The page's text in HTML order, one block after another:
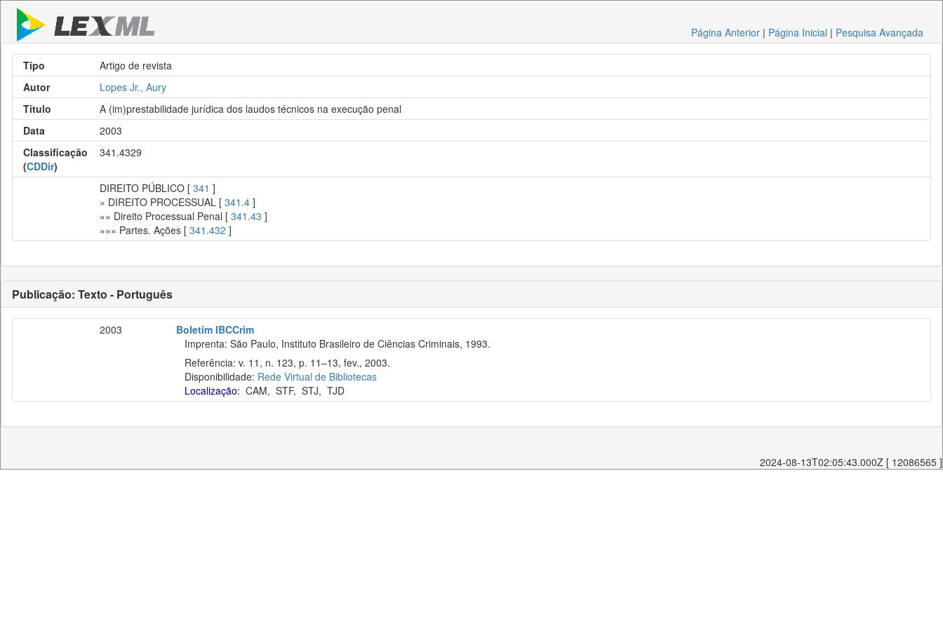
Página Anterior | Página Inicial | Pesquisa Avançada
Tipo
Artigo de revista
Autor
Lopes Jr., Aury
Título
A (im)prestabilidade jurídica dos laudos técnicos na execução penal
Data
2003
Classificação
(CDDir)
341.4329
DIREITO PÚBLICO [ 341 ]
» DIREITO PROCESSUAL [ 341.4 ]
»» Direito Processual Penal [ 341.43 ]
»»» Partes. Ações [ 341.432 ]
Publicação: Texto - Português
2003
Boletim IBCCrim
Imprenta: São Paulo, Instituto Brasileiro de Ciências Criminais, 1993.
Referência: v. 11, n. 123, p. 11–13, fev., 2003.
Disponibilidade: Rede Virtual de Bibliotecas
Localização: CAM, STF, STJ, TJD
2024-08-13T02:05:43.000Z [ 12086565 ]